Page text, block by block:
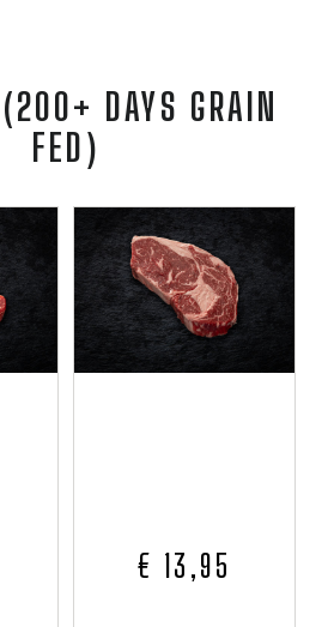
DAYS GRAIN
FED)
€ 13,95